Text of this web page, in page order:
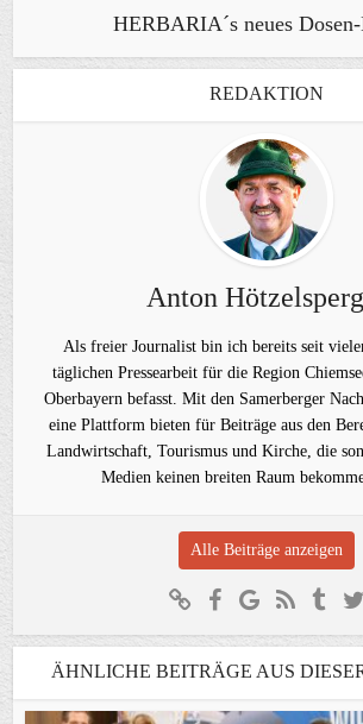
HERBARIA´s neues
REDAKTION
Anton
Als freier Journalist bin ich bereits seit
täglichen Pressearbeit für die Region
Oberbayern befasst. Mit den Samerberger
eine Plattform bieten für Beiträge aus den
Landwirtschaft, Tourismus und Kirche, die
Medien keinen breiten Raum
Alle Beiträge anzeigen
ÄHNLICHE BEITRÄGE AUS